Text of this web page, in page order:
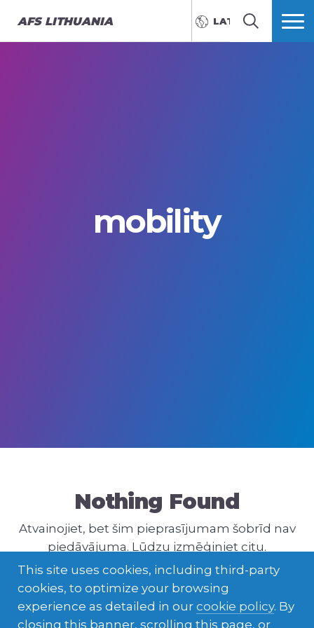
AFS LITHUANIA LATVIEŠU
MEKLĒT VAIRĀK
mobility
Nothing Found
Atvainojiet, bet šim pieprasījumam šobrīd nav
piedāvājuma. Lūdzu izmēģiniet citu.
This site uses cookies, including third-party
cookies, to optimize your browsing
experience as detailed in our cookie policy. By
closing this banner, scrolling this page, or